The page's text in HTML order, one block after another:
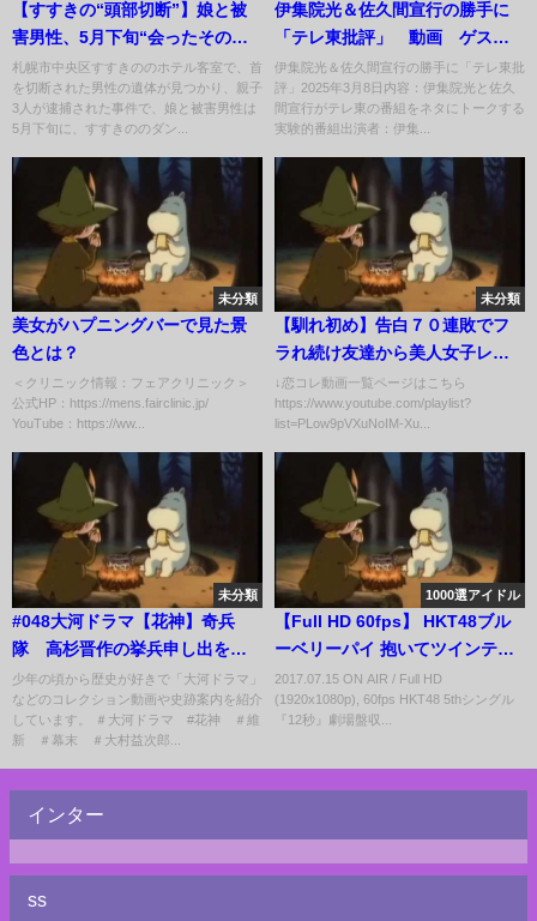
【すすきの“頭部切断”】娘と被
害男性、5月下旬“会ったその
日”にトラブルか
札幌市中央区すすきののホテル客室で、首
を切断された男性の遺体が見つかり、親子
3人が逮捕された事件で、娘と被害男性は
5月下旬に、すすきののダン...
伊集院光＆佐久間宣行の勝手に
「テレ東批評」 動画 ゲス
ト：黒沢かずこ 3月8日
伊集院光＆佐久間宣行の勝手に「テレ東批
評」2025年3月8日内容：伊集院光と佐久
間宣行がテレ東の番組をネタにトークする
実験的番組出演者：伊集...
未分類
美女がハプニングバーで見た景
色とは？
＜クリニック情報：フェアクリニック＞
公式HP：https://mens.fairclinic.jp/
YouTube：https://ww...
未分類
【馴れ初め】告白７０連敗でフ
ラれ続け友達から美人女子レス
ラーを紹介されたサラリーマン
の俺「えぇ！！？」⇒優しい彼
女に俺は一目惚れし付き合っ
た。しかし結婚式前日、気弱に
なった俺に…【胸キュンLINE】
↓恋コレ動画一覧ページはこちら
https://www.youtube.com/playlist?
list=PLow9pVXuNoIM-Xu...
未分類
#048大河ドラマ【花神】奇兵
隊 高杉晋作の挙兵申し出を断
る
少年の頃から歴史が好きで「大河ドラマ」
などのコレクション動画や史跡案内を紹介
しています。 ＃大河ドラマ #花神 ＃維
新 ＃幕末 ＃大村益次郎...
1000選アイドル
【Full HD 60fps】 HKT48ブル
ーベリーパイ 抱いてツインテー
ル (2017.07.15)
2017.07.15 ON AIR / Full HD
(1920x1080p), 60fps HKT48 5thシングル
『12秒』劇場盤収...
インター
ss